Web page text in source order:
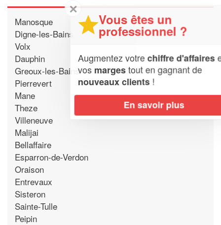
Manosque
Digne-les-Bains
Volx
Dauphin
Greoux-les-Bains
Pierrevert
Mane
Theze
Villeneuve
Malijai
Bellaffaire
Esparron-de-Verdon
Oraison
Entrevaux
Sisteron
Sainte-Tulle
Peipin
✕
Vous êtes un
professionnel ?
Augmentez votrechiffre d'affaireset
vos margestout en gagnant de
nouveaux clients!
En savoir plus